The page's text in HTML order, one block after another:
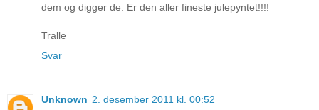
dem og digger de. Er den aller fineste julepyntet!!!!
Tralle
Svar
Unknown 2. desember 2011 kl. 00:52